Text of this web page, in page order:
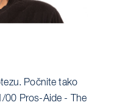
Počnite tako
00 Pros-Aide - The